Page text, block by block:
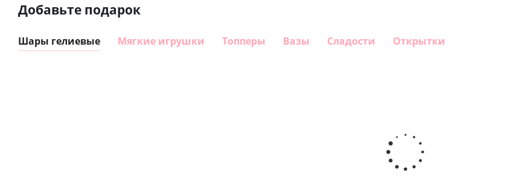
Добавьте подарок
Шары гелиевые Мягкие игрушки Топперы Вазы Сладости Открытки
гелиевый
цифра 1
(40х102